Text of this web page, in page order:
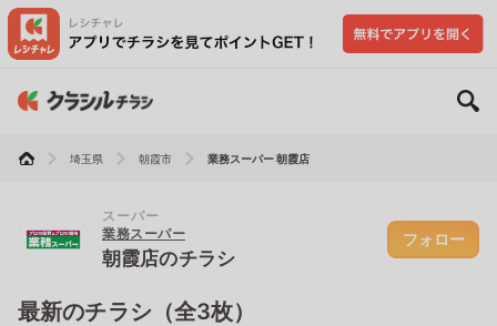
埼玉県 朝霞市 業務スーパー 朝霞店
スーパー
業務スーパー
朝霞店のチラシ
フォロー
最新のチラシ（全3枚）